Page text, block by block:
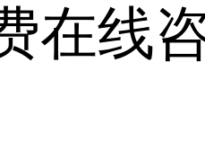
在线